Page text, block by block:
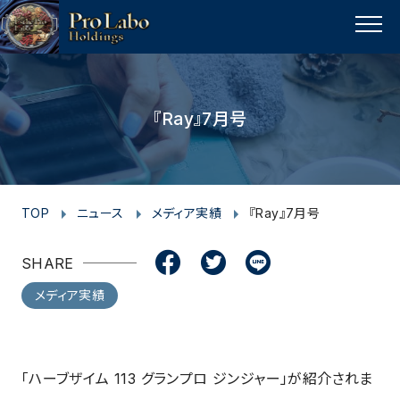
MENU
『Ray』7月号
TOP ニュース メディア実績 『Ray』7月号
SHARE
c
e
b
o
o
k
i
t
t
e
n
e
メディア実績
「ハーブザイム 113 グランプロ ジンジャー」が紹介されま
p
a
g
e
t
o
p
s
t
a
g
r
a
m
c
e
b
o
k
i
t
t
e
r
u
t
u
e